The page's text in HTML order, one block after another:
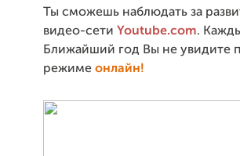
Ты сможешь наблюдать за
видео-сети Youtube.com.
Ближайший год Вы не увидите
режиме онлайн!